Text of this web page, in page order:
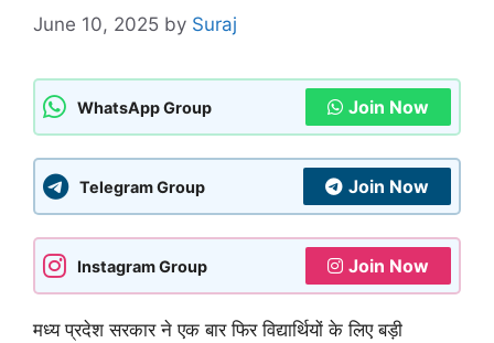
June 10, 2025 by Suraj
WhatsApp Group Join Now
Telegram Group Join Now
Instagram Group Join Now
मध्य प्रदेश सरकार ने एक बार फिर विद्यार्थियों के लिए बड़ी